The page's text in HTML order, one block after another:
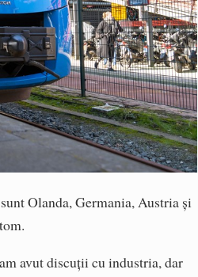
Olanda, Germania, Austria și
avut discuții cu industria, dar